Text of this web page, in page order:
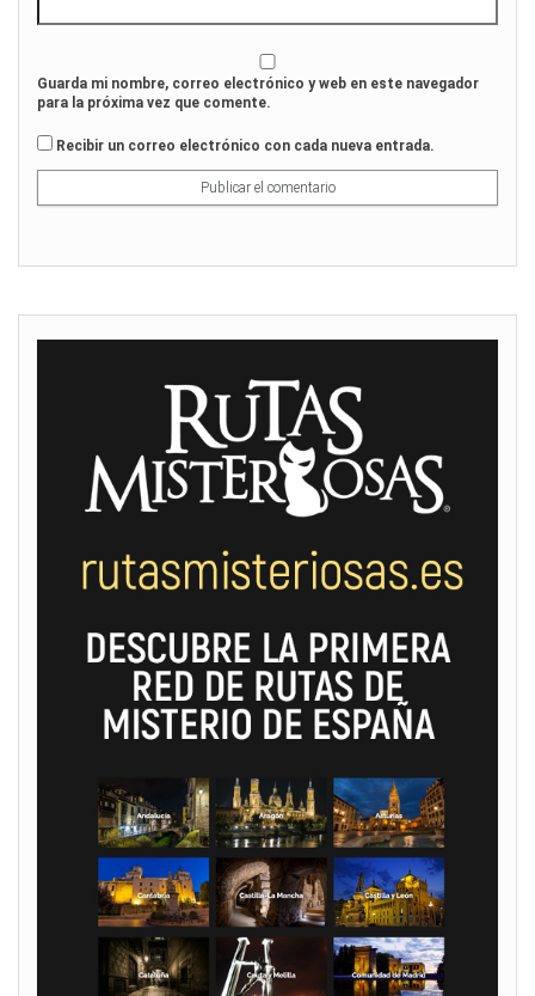
Guarda mi nombre, correo electrónico y web en este navegador
para la próxima vez que comente.
Recibir un correo electrónico con cada nueva entrada.